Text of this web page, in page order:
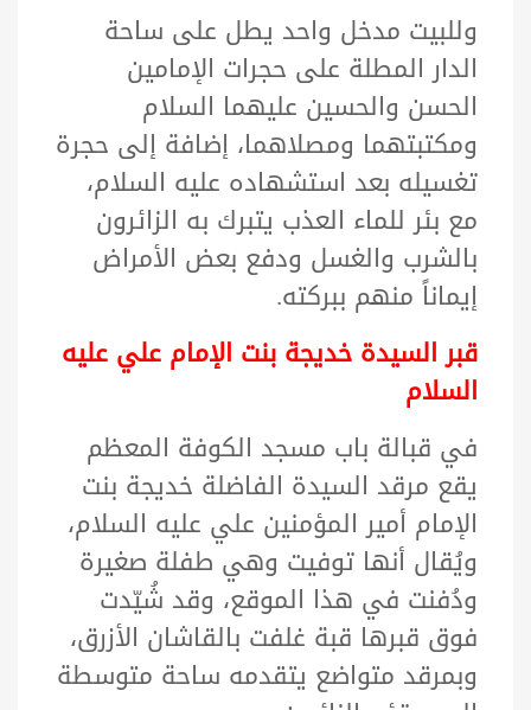
وللبيت مدخل واحد يطل على ساحة
الدار المطلة على حجرات الإمامين
الحسن والحسين عليهما السلام
ومكتبتهما ومصلاهما، إضافة إلى حجرة
تغسيله بعد استشهاده عليه السلام،
مع بئر للماء العذب يتبرك به الزائرون
بالشرب والغسل ودفع بعض الأمراض
إيماناً منهم ببركته.
قبر السيدة خديجة بنت الإمام علي عليه
السلام
في قبالة باب مسجد الكوفة المعظم
يقع مرقد السيدة الفاضلة خديجة بنت
الإمام أمير المؤمنين علي عليه السلام،
ويُقال أنها توفيت وهي طفلة صغيرة
ودُفنت في هذا الموقع، وقد شُيّدت
فوق قبرها قبة غلفت بالقاشان الأزرق،
وبمرقد متواضع يتقدمه ساحة متوسطة